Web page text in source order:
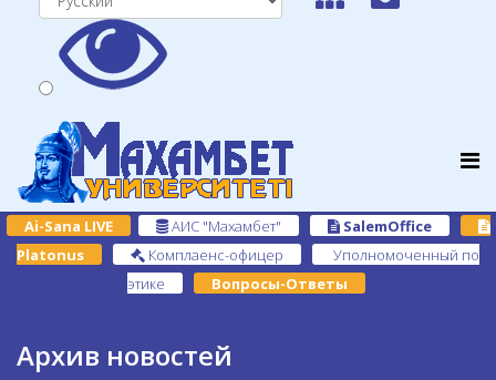
Ai-Sana LIVE АИС "Махамбет"
SalemOffice
Platonus
Комплаенс-офицер
Уполномоченный по
этике
Вопросы-Ответы
Архив новостей